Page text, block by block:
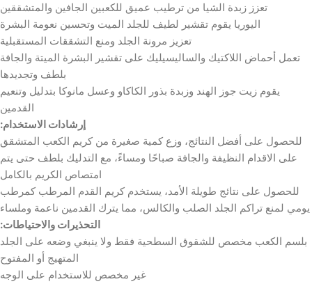
تعزز زبدة الشيا من ترطيب عميق للكعبين الجافين والمتشققين
اليوريا يقوم تقشير لطيف للجلد الميت وتحسين نعومة البشرة
تعزيز مرونة الجلد ومنع التشققات المستقبلية
تعمل أحماض اللاكتيك والساليسيليك على تقشير البشرة الميتة والجافة
بلطف وتجديدها
يقوم زيت جوز الهند وزبدة بذور الكاكاو وعسل مانوكا بتدليل وتنعيم
القدمين
إرشادات الاستخدام:
للحصول على أفضل النتائج، وزع كمية صغيرة من كريم الكعب المتشقق
على الاقدام النظيفة والجافة صباحًا ومساءً، مع التدليك بلطف حتى يتم
امتصاص الكريم بالكامل
للحصول على نتائج طويلة الأمد، يستخدم كريم القدم المرطب كمرطب
يومي لمنع تراكم الجلد الصلب والكالس، مما يترك القدمين ناعمة وملساء
التحذيرات والاحتياطات:
بلسم الكعب مخصص للشقوق السطحية فقط ولا ينبغي وضعه على الجلد
المتهيج أو المفتوح
غير مخصص للاستخدام على الوجه